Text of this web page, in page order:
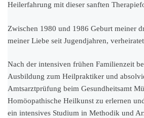
Heilerfahrung mit dieser sanften
Zwischen 1980 und 1986 Geburt meiner
meiner Liebe seit Jugendjahren,
Nach der intensiven frühen Familienzeit
Ausbildung zum Heilpraktiker und
Amtsarztprüfung beim Gesundheitsamt
Homöopathische Heilkunst zu erlernen
ein intensives Studium in Methodik und